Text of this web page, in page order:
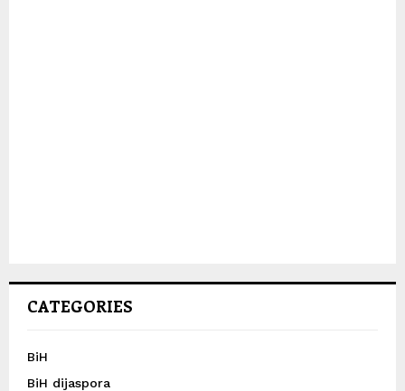
CATEGORIES
BiH
BiH dijaspora